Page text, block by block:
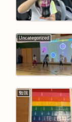
Uncategorized
勉強